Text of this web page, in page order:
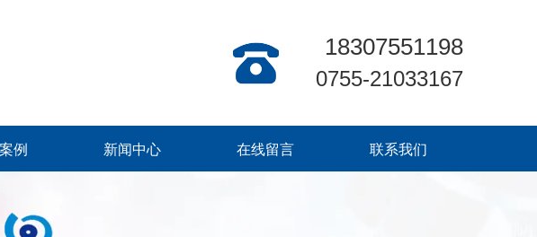
18307551198
0755-21033167
例 新闻中心 在线留言 联系我们